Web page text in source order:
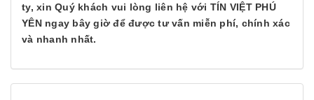
ty, xin Quý khách vui lòng liên hệ với TÍN VIỆT PHÚ
YÊN ngay bây giờ để được tư vấn miễn phí, chính xác
và nhanh nhất.